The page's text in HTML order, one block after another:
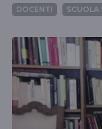
DOCENTI SCUOLA